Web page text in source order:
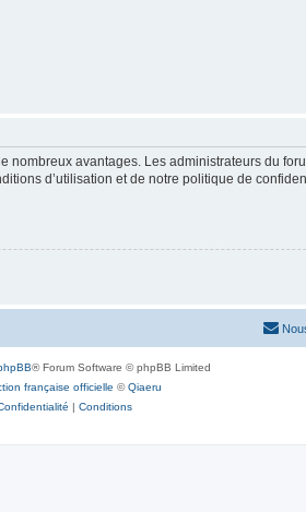
nombreux avantages. Les administrateurs du
d’utilisation et de notre politique de
® Forum Software © phpBB Limited
française officielle ©Qiaeru
| Conditions